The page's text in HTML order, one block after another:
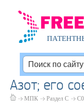
Азот; его
МПК Раздел C